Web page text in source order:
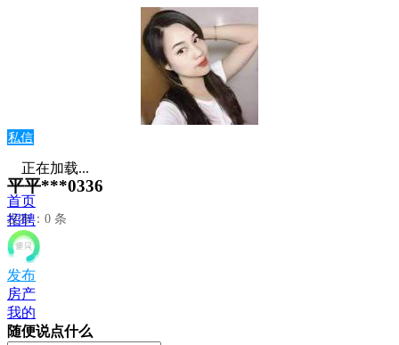
私信
平平***0336
发布：0 条
正在加载...
首页
招聘
发布
房产
我的
随便说点什么